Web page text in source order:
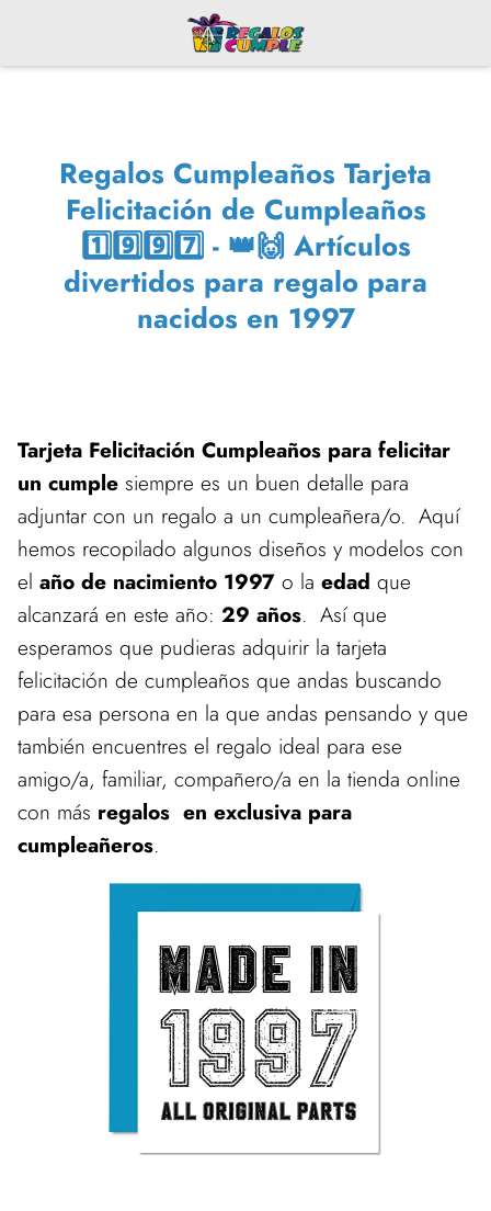
Regalos Cumpleaños Tarjeta
Felicitación de Cumpleaños
1️⃣9️⃣9️⃣7️⃣ - 👑🙌 Artículos
divertidos para regalo para
nacidos en 1997
Tarjeta Felicitación Cumpleaños para felicitar
un cumple siempre es un buen detalle para
adjuntar con un regalo a un cumpleañera/o. Aquí
hemos recopilado algunos diseños y modelos con
el año de nacimiento 1997 o la edad que
alcanzará en este año: 29 años. Así que
esperamos que pudieras adquirir la tarjeta
felicitación de cumpleaños que andas buscando
para esa persona en la que andas pensando y que
también encuentres el regalo ideal para ese
amigo/a, familiar, compañero/a en la tienda online
con más regalos en exclusiva para
cumpleañeros.